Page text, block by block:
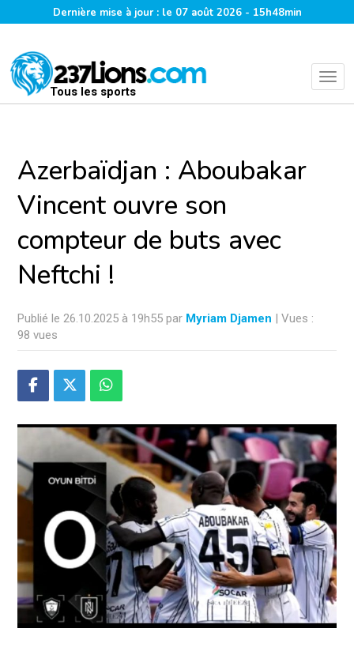
Dernière mise à jour : le 07 août 2026 - 15h48min
Tous les sports
Azerbaïdjan : Aboubakar
Vincent ouvre son
compteur de buts avec
Neftchi !
Publié le 26.10.2025 à 19h55 par Myriam Djamen | Vues :
98 vues